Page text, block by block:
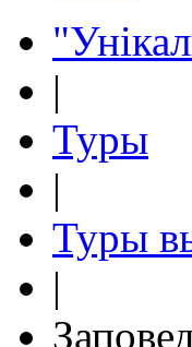
|
Туры
|
Туры
|